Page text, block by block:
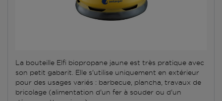
La bouteille Elfi biopropane jaune est très pratique avec
son petit gabarit. Elle s'utilise uniquement en extérieur
pour des usages variés : barbecue, plancha, travaux de
bricolage (alimentation d'un fer à souder ou d'un